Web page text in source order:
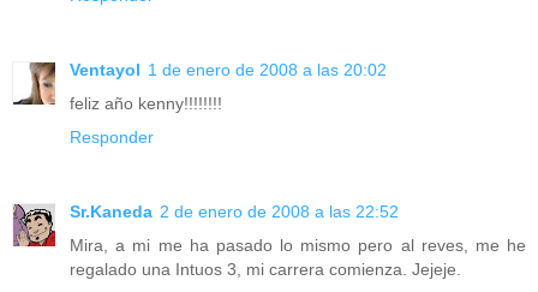
Ventayol 1 de enero de 2008 a las 20:02
feliz año kenny!!!!!!!!
Responder
Sr.Kaneda 2 de enero de 2008 a las 22:52
Mira, a mi me ha pasado lo mismo pero al reves, me he
regalado una Intuos 3, mi carrera comienza. Jejeje.